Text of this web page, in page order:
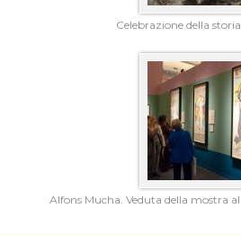
Celebrazione della
Alfons Mucha. Veduta della mostra